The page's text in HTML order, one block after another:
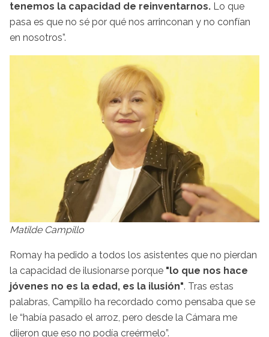
tenemos la capacidad de reinventarnos. Lo que
pasa es que no sé por qué nos arrinconan y no confían
en nosotros”.
Matilde Campillo
Romay ha pedido a todos los asistentes que no pierdan
la capacidad de ilusionarse porque "lo que nos hace
jóvenes no es la edad, es la ilusión". Tras estas
palabras, Campillo ha recordado como pensaba que se
le “había pasado el arroz, pero desde la Cámara me
dijeron que eso no podía creérmelo”.